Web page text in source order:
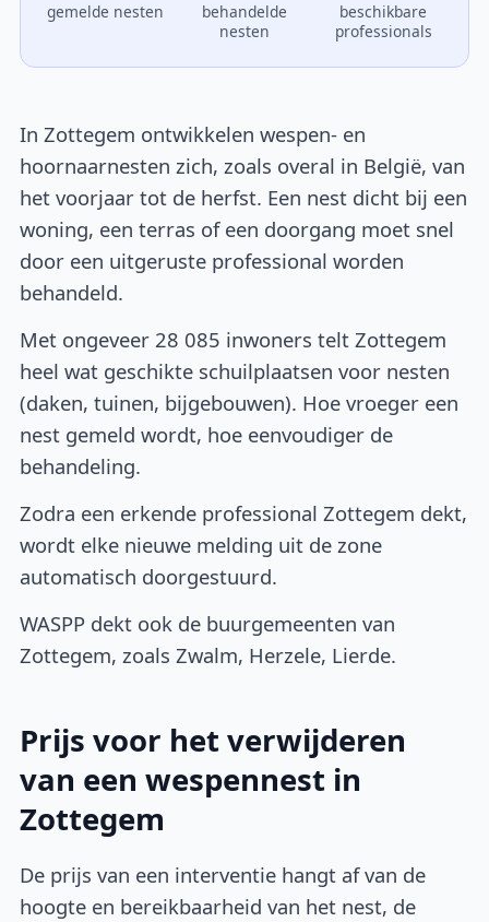
gemelde nesten
behandelde
nesten
beschikbare
professionals
In Zottegem ontwikkelen wespen- en
hoornaarnesten zich, zoals overal in België, van
het voorjaar tot de herfst. Een nest dicht bij een
woning, een terras of een doorgang moet snel
door een uitgeruste professional worden
behandeld.
Met ongeveer 28 085 inwoners telt Zottegem
heel wat geschikte schuilplaatsen voor nesten
(daken, tuinen, bijgebouwen). Hoe vroeger een
nest gemeld wordt, hoe eenvoudiger de
behandeling.
Zodra een erkende professional Zottegem dekt,
wordt elke nieuwe melding uit de zone
automatisch doorgestuurd.
WASPP dekt ook de buurgemeenten van
Zottegem, zoals Zwalm, Herzele, Lierde.
Prijs voor het verwijderen
van een wespennest in
Zottegem
De prijs van een interventie hangt af van de
hoogte en bereikbaarheid van het nest, de